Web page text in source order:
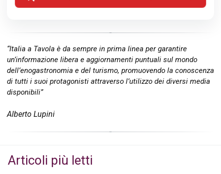
“Italia a Tavola è da sempre in prima linea per garantire
un’informazione libera e aggiornamenti puntuali sul mondo
dell’enogastronomia e del turismo, promuovendo la conoscenza
di tutti i suoi protagonisti attraverso l’utilizzo dei diversi media
disponibili”
Alberto Lupini
Articoli più letti